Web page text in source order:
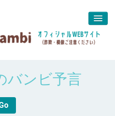
バンビ予言